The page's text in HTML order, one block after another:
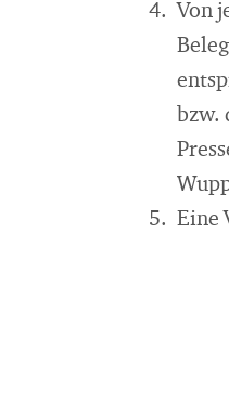
Von
bzw.
Eine